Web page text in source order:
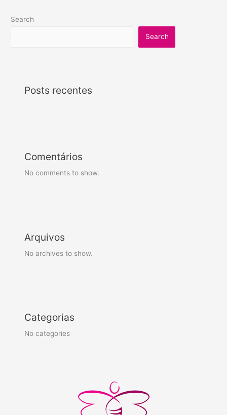
Search
Search
Posts recentes
Comentários
No comments to show.
Arquivos
No archives to show.
Categorias
No categories